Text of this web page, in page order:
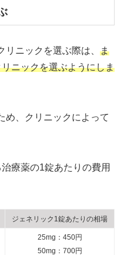
ニックを選ぶ際は、 ま
ニックを選ぶようにしま
め、クリニックによって
療薬の1錠あたりの費用
ジェネリック1錠あたりの相場
25mg：450円
50mg：700円